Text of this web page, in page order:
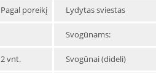
Pagal poreikį Lydytas sviestas
Svogūnams:
2 vnt. Svogūnai (dideli)